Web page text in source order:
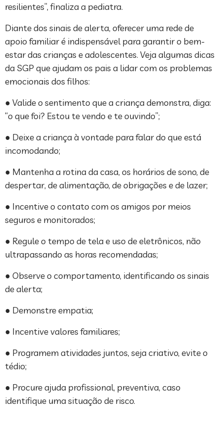
resilientes”, finaliza a pediatra.
Diante dos sinais de alerta, oferecer uma rede de
apoio familiar é indispensável para garantir o bem-
estar das crianças e adolescentes. Veja algumas dicas
da SGP que ajudam os pais a lidar com os problemas
emocionais dos filhos:
● Valide o sentimento que a criança demonstra, diga:
“o que foi? Estou te vendo e te ouvindo”;
● Deixe a criança à vontade para falar do que está
incomodando;
● Mantenha a rotina da casa, os horários de sono, de
despertar, de alimentação, de obrigações e de lazer;
● Incentive o contato com os amigos por meios
seguros e monitorados;
● Regule o tempo de tela e uso de eletrônicos, não
ultrapassando as horas recomendadas;
● Observe o comportamento, identificando os sinais
de alerta;
● Demonstre empatia;
● Incentive valores familiares;
● Programem atividades juntos, seja criativo, evite o
tédio;
● Procure ajuda profissional, preventiva, caso
identifique uma situação de risco.